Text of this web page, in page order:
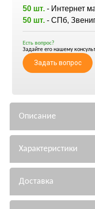
50 шт. - Интернет
50 шт. - СПб,
Есть вопрос?
Задайте его нашему
Задать вопрос
Описание
Характеристики
Доставка